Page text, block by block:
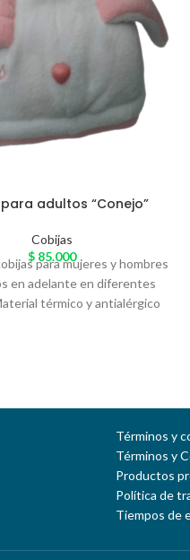
adultos “Conejo”
Cobijas
$85.000
para mujeres y hombres
en adelante en diferentes
térmico y antialérgico
Términos y
Términos y
Productos
Política de
Tiempos de